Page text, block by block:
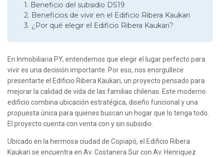
1. Beneficio del subsidio DS19
2. Beneficios de vivir en el Edificio Ribera Kaukari
3. ¿Por qué elegir el Edificio Ribera Kaukari?
En Inmobiliaria PY, entendemos que elegir el lugar perfecto para
vivir es una decisión importante. Por eso, nos enorgullece
presentarte el Edificio Ribera Kaukari, un proyecto pensado para
mejorar la calidad de vida de las familias chilenas. Este moderno
edificio combina ubicación estratégica, diseño funcional y una
propuesta única para quienes buscan un hogar que lo tenga todo.
El proyecto cuenta con venta con y sin subsidio.
Ubicado en la hermosa ciudad de Copiapó, el Edificio Ribera
Kaukari se encuentra en Av. Costanera Sur con Av. Henriquez